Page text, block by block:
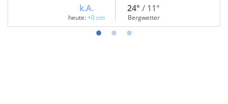
k.A.
heute:+0 cm
24° / 11°
Bergwetter